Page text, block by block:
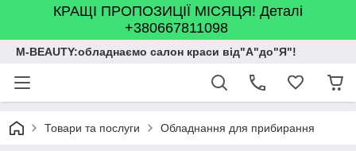
КРАЩІ ПРОПОЗИЦІЇ МІСЯЦЯ! Деталі
+380667811098
M-BEAUTY:обладнаємо салон краси від"А"до"Я"!
Товари та послуги Обладнання для прибирання